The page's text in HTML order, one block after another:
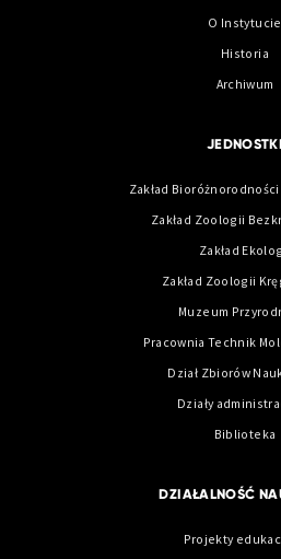
O Instytucie
Historia
Archiwum
JEDNOSTKI
Zakład
Zakład Zoologii
Zakład
Zakład Zoologii
Muzeum
Pracownia Technik
Dział Zbiorów
Działy
Biblioteka
DZIAŁALNOŚĆ
Projekty